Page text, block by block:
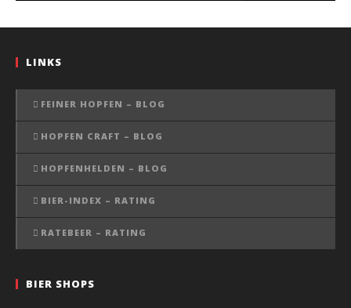
LINKS
FEINER HOPFEN – BLOG
HOPFEN CRAFT – BLOG
HOPFENHELDEN – BLOG
BIER-INDEX – RATING
RATEBEER – RATING
BIER SHOPS